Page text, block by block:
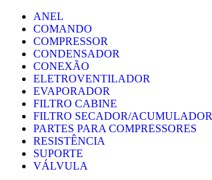
ANEL
COMANDO
COMPRESSOR
CONDENSADOR
CONEXÃO
ELETROVENTILADOR
EVAPORADOR
FILTRO CABINE
FILTRO SECADOR/ACUMULADOR
PARTES PARA COMPRESSORES
RESISTÊNCIA
SUPORTE
VÁLVULA